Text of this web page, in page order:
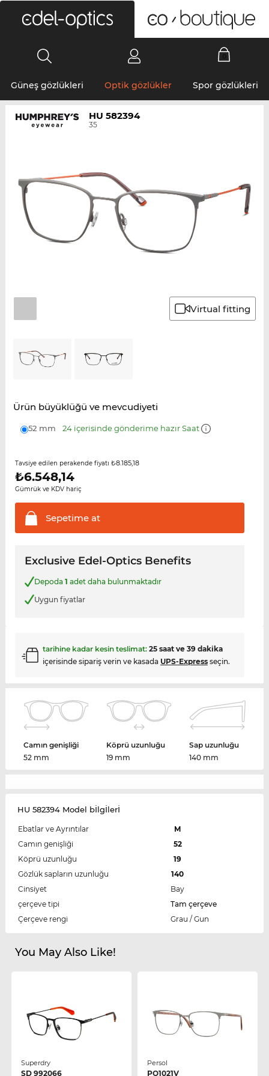
Güneş gözlükleri Optik gözlükler Spor gözlükleri
HU 582394
35
Virtual fitting
Ürün büyüklüğü ve mevcudiyeti
52 mm 24 içerisinde gönderime hazır Saat
Tavsiye edilen perakende fiyatı ₺8.185,18
₺6.548,14
Gümrük ve KDV hariç
Sepetimeat
Exclusive Edel-Optics Benefits
Depoda 1 adet daha bulunmaktadır
Uygun fiyatlar
tarihine kadar kesin teslimat: 25 saat ve 39 dakika
içerisinde sipariş verin ve kasada UPS-Expressseçin.
Camın genişliği
52 mm
Köprü uzunluğu
19 mm
Sap uzunluğu
140 mm
HU 582394 Model bİlgİlerİ
Ebatlar ve Ayrıntılar
M
Camın genişliği
52
Köprü uzunluğu
19
Gözlük sapların uzunluğu
140
Cinsiyet
Bay
çerçeve tipi
Tam çerçeve
Çerçeve rengi
Grau / Gun
You May Also Like!
Superdry
SD 992066
Persol
PO1021V